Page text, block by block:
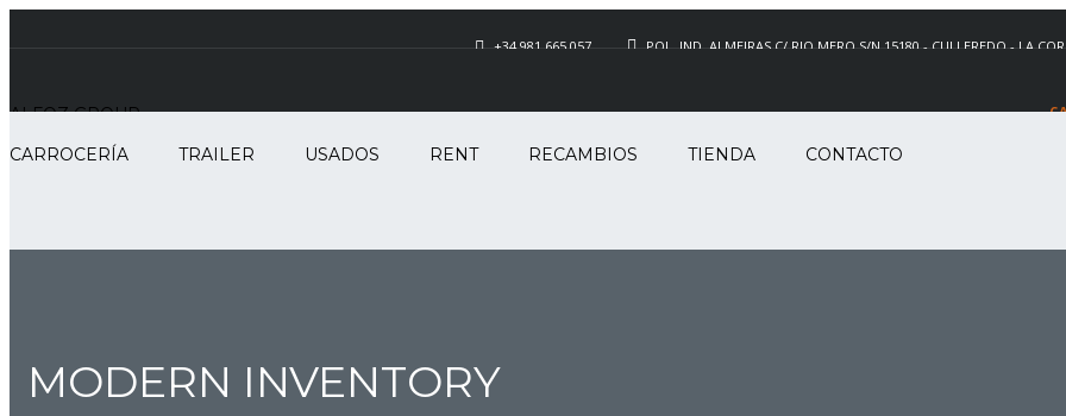
POL. IND. ALMEIRAS C/ RIO MERO S/N 15180 - CULLEREDO - LA
+34 981 665 057
ALFOZ GROUP
CARROCERÍA TRAILER USADOS RENT RECAMBIOS TIENDA CONTACTO
MODERN INVENTORY